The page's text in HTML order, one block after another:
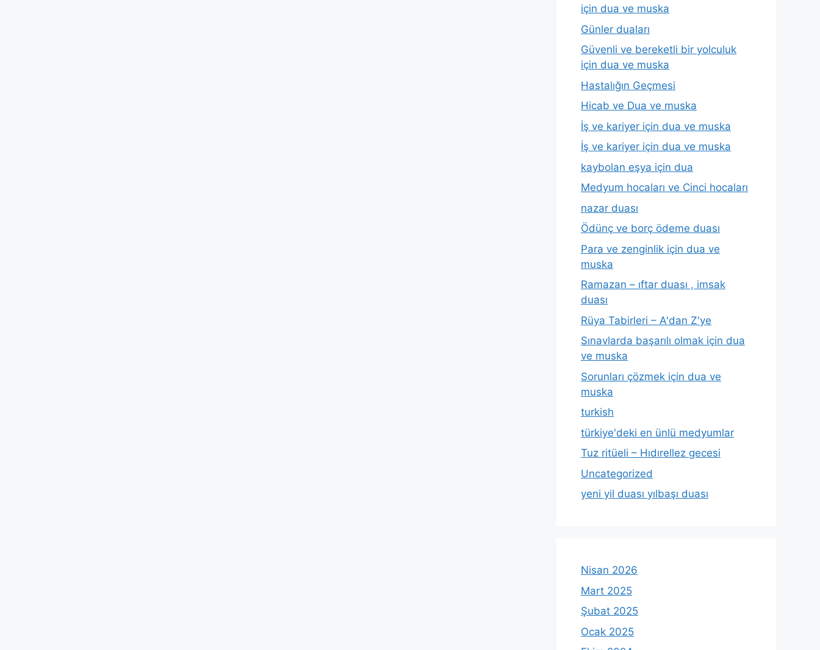
için dua ve muska
Günler duaları
Güvenli ve bereketli bir yolculuk
için dua ve muska
Hastalığın Geçmesi
Hicab ve Dua ve muska
İş ve kariyer için dua ve muska
İş ve kariyer için dua ve muska
kaybolan eşya için dua
Medyum hocaları ve Cinci hocaları
nazar duası
Ödünç ve borç ödeme duası
Para ve zenginlik için dua ve
muska
Ramazan – ıftar duası , imsak
duası
Rüya Tabirleri – A'dan Z'ye
Sınavlarda başarılı olmak için dua
ve muska
Sorunları çözmek için dua ve
muska
turkish
türkiye'deki en ünlü medyumlar
Tuz ritüeli – Hıdırellez gecesi
Uncategorized
yeni yil duası yılbaşı duası
Nisan 2026
Mart 2025
Şubat 2025
Ocak 2025